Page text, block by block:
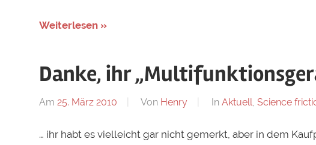
Weiterlesen »
Danke, ihr
Am 25. März 2010 Von Henry In Aktuell, Science
… ihr habt es vielleicht gar nicht gemerkt, aber in dem